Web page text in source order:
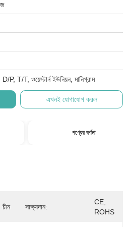
P, T/T, ওয়েস্টার্ন ইউনিয়ন, মানিগ্রাম
এখনই যোগাযোগ করুন
পণ্যের বর্ণনা
চীন সাক্ষ্যদান:
CE,
ROHS